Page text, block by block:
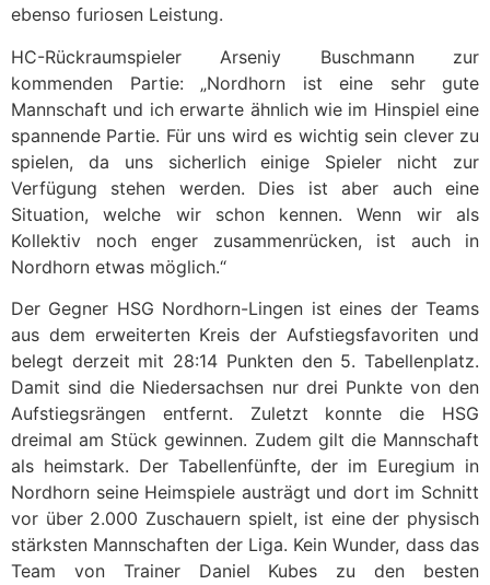
ebenso furiosen Leistung.
HC-Rückraumspieler Arseniy Buschmann zur
kommenden Partie: „Nordhorn ist eine sehr gute
Mannschaft und ich erwarte ähnlich wie im Hinspiel eine
spannende Partie. Für uns wird es wichtig sein clever zu
spielen, da uns sicherlich einige Spieler nicht zur
Verfügung stehen werden. Dies ist aber auch eine
Situation, welche wir schon kennen. Wenn wir als
Kollektiv noch enger zusammenrücken, ist auch in
Nordhorn etwas möglich.“
Der Gegner HSG Nordhorn-Lingen ist eines der Teams
aus dem erweiterten Kreis der Aufstiegsfavoriten und
belegt derzeit mit 28:14 Punkten den 5. Tabellenplatz.
Damit sind die Niedersachsen nur drei Punkte von den
Aufstiegsrängen entfernt. Zuletzt konnte die HSG
dreimal am Stück gewinnen. Zudem gilt die Mannschaft
als heimstark. Der Tabellenfünfte, der im Euregium in
Nordhorn seine Heimspiele austrägt und dort im Schnitt
vor über 2.000 Zuschauern spielt, ist eine der physisch
stärksten Mannschaften der Liga. Kein Wunder, dass das
Team von Trainer Daniel Kubes zu den besten